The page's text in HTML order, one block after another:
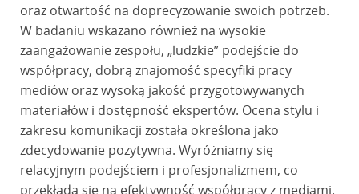
oraz otwartość na doprecyzowanie swoich potrzeb.
W badaniu wskazano również na wysokie
zaangażowanie zespołu, „ludzkie” podejście do
współpracy, dobrą znajomość specyfiki pracy
mediów oraz wysoką jakość przygotowywanych
materiałów i dostępność ekspertów. Ocena stylu i
zakresu komunikacji została określona jako
zdecydowanie pozytywna. Wyróżniamy się
relacyjnym podejściem i profesjonalizmem, co
przekłada się na efektywność współpracy z mediami.